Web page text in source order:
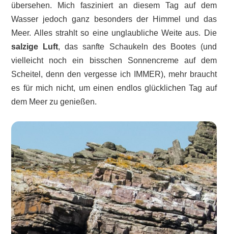
übersehen. Mich fasziniert an diesem Tag auf dem
Wasser jedoch ganz besonders der Himmel und das
Meer. Alles strahlt so eine unglaubliche Weite aus. Die
salzige Luft, das sanfte Schaukeln des Bootes (und
vielleicht noch ein bisschen Sonnencreme auf dem
Scheitel, denn den vergesse ich IMMER), mehr braucht
es für mich nicht, um einen endlos glücklichen Tag auf
dem Meer zu genießen.